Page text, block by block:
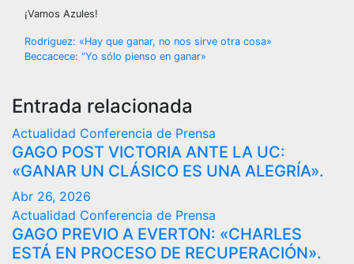
¡Vamos Azules!
Navegación
entradas
Rodriguez: «Hay que ganar, no nos sirve otra cosa»
Beccacece: “Yo sólo pienso en ganar»
Entrada relacionada
Actualidad Conferencia de Prensa
GAGO POST VICTORIA ANTE LA UC:
«GANAR UN CLÁSICO ES UNA ALEGRÍA».
Abr 26, 2026
Actualidad Conferencia de Prensa
GAGO PREVIO A EVERTON: «CHARLES
ESTÁ EN PROCESO DE RECUPERACIÓN».